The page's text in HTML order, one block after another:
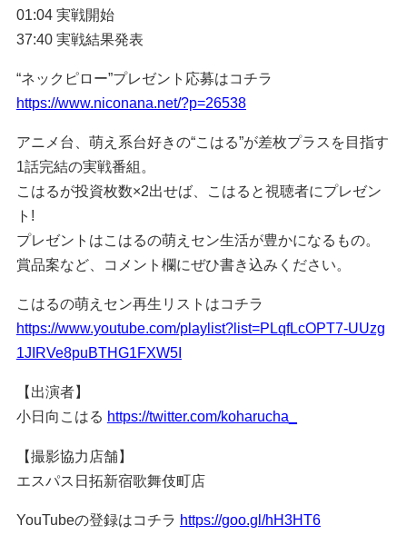
01:04 実戦開始
37:40 実戦結果発表
“ネックピロー”プレゼント応募はコチラ
https://www.niconana.net/?p=26538
アニメ台、萌え系台好きの“こはる”が差枚プラスを目指す
1話完結の実戦番組。
こはるが投資枚数×2出せば、こはると視聴者にプレゼン
ト!
プレゼントはこはるの萌えセン生活が豊かになるもの。
賞品案など、コメント欄にぜひ書き込みください。
こはるの萌えセン再生リストはコチラ
https://www.youtube.com/playlist?list=PLqfLcOPT7-UUzg
1JIRVe8puBTHG1FXW5I
【出演者】
小日向こはる https://twitter.com/koharucha_
【撮影協力店舗】
エスパス日拓新宿歌舞伎町店
YouTubeの登録はコチラ https://goo.gl/hH3HT6